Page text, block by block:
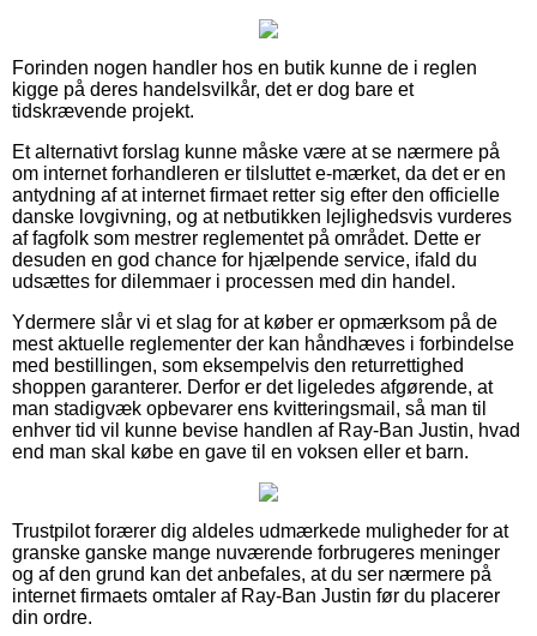
Forinden nogen handler hos en butik kunne de i reglen
kigge på deres handelsvilkår, det er dog bare et
tidskrævende projekt.
Et alternativt forslag kunne måske være at se nærmere på
om internet forhandleren er tilsluttet e-mærket, da det er en
antydning af at internet firmaet retter sig efter den officielle
danske lovgivning, og at netbutikken lejlighedsvis vurderes
af fagfolk som mestrer reglementet på området. Dette er
desuden en god chance for hjælpende service, ifald du
udsættes for dilemmaer i processen med din handel.
Ydermere slår vi et slag for at køber er opmærksom på de
mest aktuelle reglementer der kan håndhæves i forbindelse
med bestillingen, som eksempelvis den returrettighed
shoppen garanterer. Derfor er det ligeledes afgørende, at
man stadigvæk opbevarer ens kvitteringsmail, så man til
enhver tid vil kunne bevise handlen af Ray-Ban Justin, hvad
end man skal købe en gave til en voksen eller et barn.
Trustpilot forærer dig aldeles udmærkede muligheder for at
granske ganske mange nuværende forbrugeres meninger
og af den grund kan det anbefales, at du ser nærmere på
internet firmaets omtaler af Ray-Ban Justin før du placerer
din ordre.